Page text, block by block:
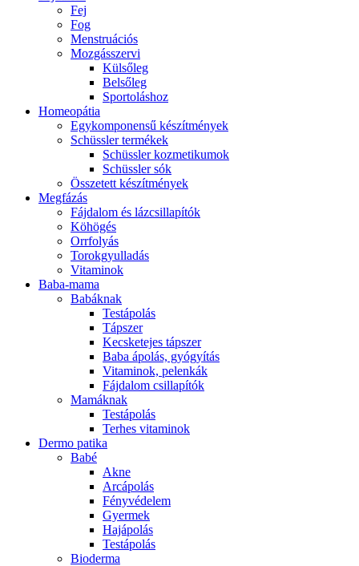
Fej
Fog
Menstruációs
Mozgásszervi
Külsőleg
Belsőleg
Sportoláshoz
Homeopátia
Egykomponensű készítmények
Schüssler termékek
Schüssler kozmetikumok
Schüssler sók
Összetett készítmények
Megfázás
Fájdalom és lázcsillapítók
Köhögés
Orrfolyás
Torokgyulladás
Vitaminok
Baba-mama
Babáknak
Testápolás
Tápszer
Kecsketejes tápszer
Baba ápolás, gyógyítás
Vitaminok, pelenkák
Fájdalom csillapítók
Mamáknak
Testápolás
Terhes vitaminok
Dermo patika
Babé
Akne
Arcápolás
Fényvédelem
Gyermek
Hajápolás
Testápolás
Bioderma